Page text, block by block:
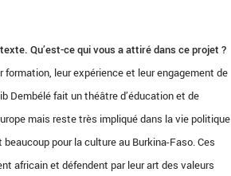
Qu’est-ce qui vous a attiré dans ce projet ?
leur expérience et leur engagement de
Dembélé fait un théâtre d’éducation et de
mais reste très impliqué dans la vie politique
pour la culture au Burkina-Faso. Ces
africain et défendent par leur art des valeurs